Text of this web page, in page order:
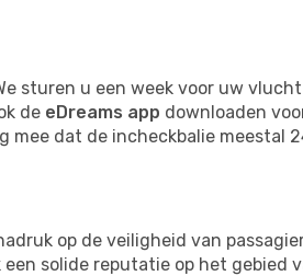
sturen u een week voor uw
de eDreams app downloaden
mee dat de incheckbalie meestal
op de veiligheid van
solide reputatie op het gebied